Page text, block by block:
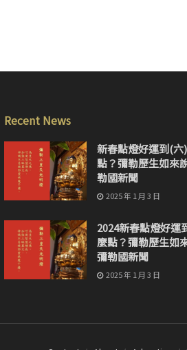
Recent News
新春點燈好運到(六
點？彌勒歷生如來
勒國新聞
2025 年 1 月 3 日
2024新春點燈好運
麼點？彌勒歷生如
彌勒國新聞
2025 年 1 月 3 日